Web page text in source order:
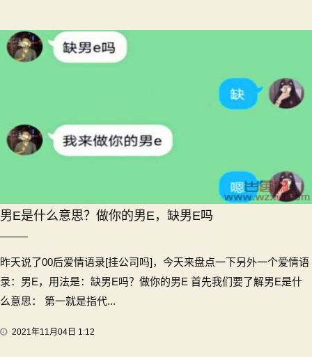
男E是什么意思？做你的男E，缺男E吗
昨天说了00后爱情语录[挂公司吗]，今天来盘点一下另外一个爱情语
录：男E，用法是：缺男E吗？做你的男E 首先我们要了解男E是什
么意思： 第一就是指代...
2021年11月04日 1:12